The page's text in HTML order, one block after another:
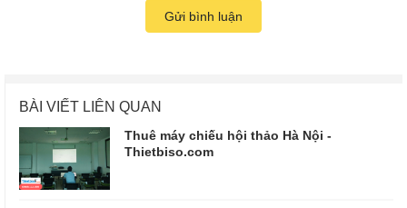
Gửi bình luận
BÀI VIẾT LIÊN QUAN
Thuê máy chiếu hội thảo Hà Nội -
Thietbiso.com